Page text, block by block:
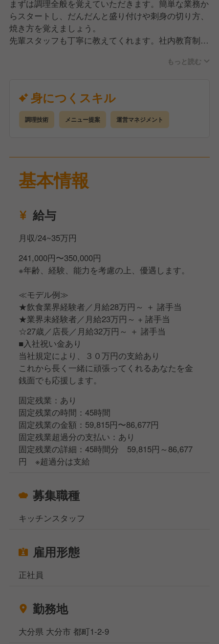
まずは調理全般を覚えていただきます。簡単な業務か
らスタートし、だんだんと盛り付けや刺身の切り方、
焼き方を覚えましょう。
先輩スタッフも丁寧に教えてくれます。社内教育制
あり、スキルアップが可能。1つひとつ技術を
ある職場です。
もっと読む
身につくスキル
調理技術 メニュー提案 運営マネジメント
基本情報
給与
月収/24~35万円
241,000円〜350,000円
※年齢、経験、能力を考慮の上、優遇します。
≪モデル例≫
★飲食業界経験者／月給28万円～ ＋ 諸手当
★業界未経験者／月給23万円～ + 諸手当
☆27歳／店長／月給32万円～ ＋ 諸手当
■入社祝い金あり
当社規定により、３０万円の支給あり
これから長く一緒に頑張ってくれるあなたを金
銭面でも応援します。
固定残業：あり
固定残業の時間：45時間
固定残業の金額：59,815円〜86,677円
固定残業超過分の支払い：あり
固定残業の詳細：45時間分 59,815円～86,677
円 ※超過分は支給
募集職種
キッチンスタッフ
雇用形態
正社員
勤務地
大分県 大分市 都町1-2-9